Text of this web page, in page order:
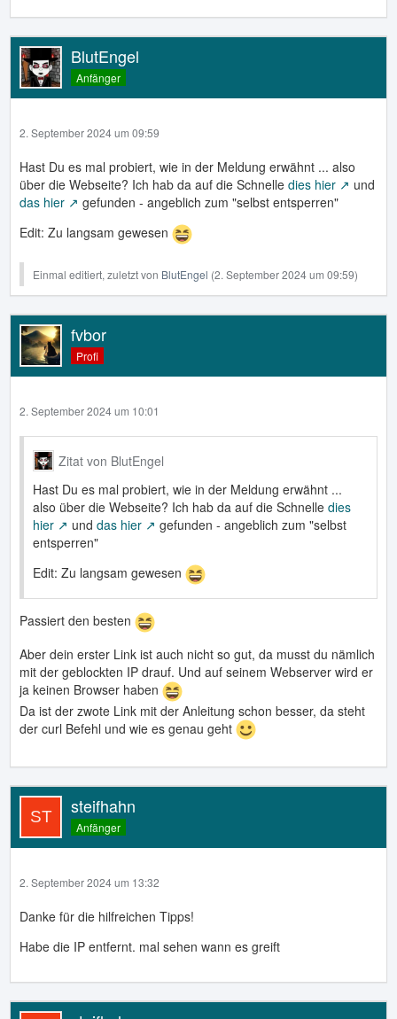
BlutEngel
Anfänger
2. September 2024 um 09:59
Hast Du es mal probiert, wie in der Meldung erwähnt ... also
über die Webseite? Ich hab da auf die Schnelle dies hier
und
das hier
gefunden - angeblich zum "selbst entsperren"
Edit: Zu langsam gewesen
Einmal editiert, zuletzt von BlutEngel (2. September 2024 um 09:59)
fvbor
Profi
2. September 2024 um 10:01
Zitat von BlutEngel
Hast Du es mal probiert, wie in der Meldung erwähnt ...
also über die Webseite? Ich hab da auf die Schnelle dies
hier
und das hier
gefunden - angeblich zum "selbst
entsperren"
Edit: Zu langsam gewesen
Passiert den besten
Aber dein erster Link ist auch nicht so gut, da musst du nämlich
mit der geblockten IP drauf. Und auf seinem Webserver wird er
ja keinen Browser haben
Da ist der zwote Link mit der Anleitung schon besser, da steht
der curl Befehl und wie es genau geht
steifhahn
Anfänger
2. September 2024 um 13:32
Danke für die hilfreichen Tipps!
Habe die IP entfernt. mal sehen wann es greift